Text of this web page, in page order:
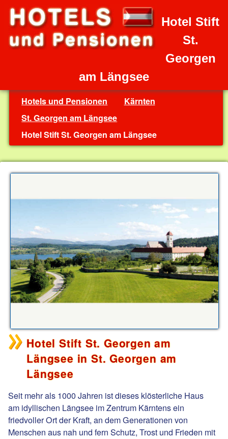
Hotel Stift
St.
Georgen
am Längsee
Hotels und Pensionen
Kärnten
St. Georgen am Längsee
Hotel Stift St. Georgen am Längsee
Hotel Stift St. Georgen am
Längsee in St. Georgen am
Längsee
Seit mehr als 1000 Jahren ist dieses klösterliche Haus
am idyllischen Längsee im Zentrum Kärntens ein
friedvoller Ort der Kraft, an dem Generationen von
Menschen aus nah und fern Schutz, Trost und Frieden mit